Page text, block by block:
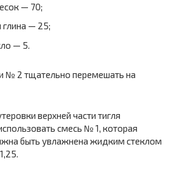
— 70;
глина — 25;
— 5.
№ 2 тщательно перемешать на
верхней части тигля
смесь № 1, которая
быть увлажнена жидким стеклом